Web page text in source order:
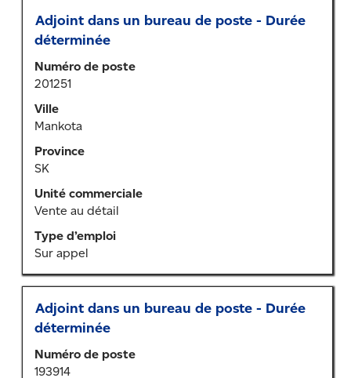
Titre
Adjoint dans un bureau de poste - Durée
déterminée
Numéro de poste
201251
Ville
Mankota
Province
SK
Unité commerciale
Vente au détail
Type d’emploi
Sur appel
Sélectionner
au
de
la
barre
d’espacement
afficher
tout
le
contenu
renseignements
sur
l’emploi.
Titre
Adjoint dans un bureau de poste - Durée
déterminée
Numéro de poste
193914
Sélectionner
au
de